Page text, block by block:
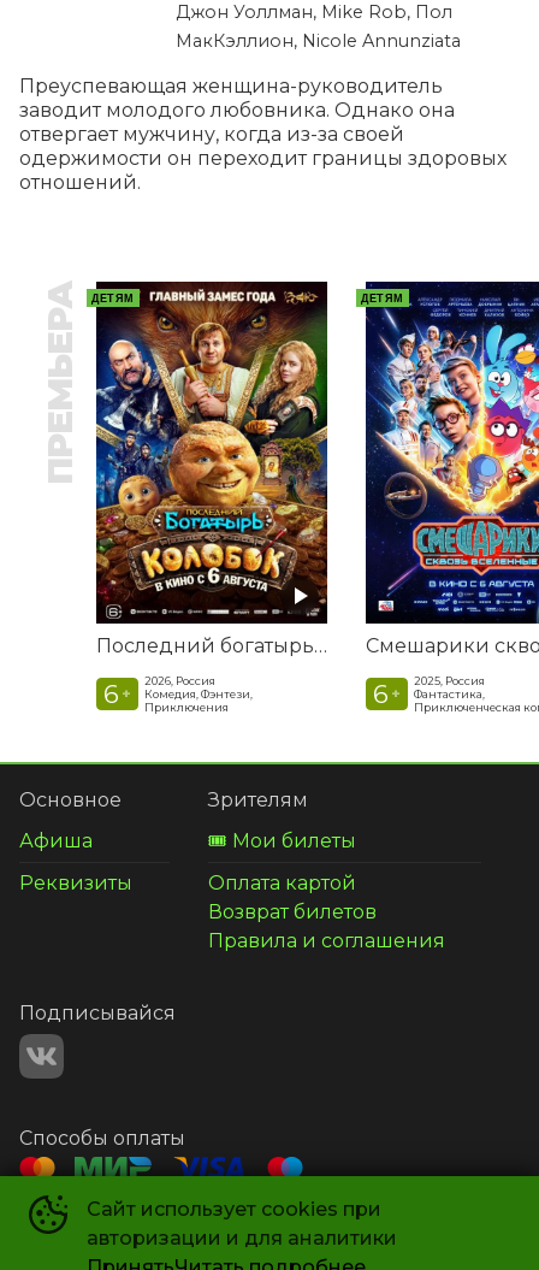
Джон Уоллман, Mike Rob, Пол
МакКэллион, Nicole Annunziata
Преуспевающая женщина-руководитель
заводит молодого любовника. Однако она
отвергает мужчину, когда из-за своей
одержимости он переходит границы здоровых
отношений.
ПРЕМЬЕРА ДЕТЯМ
Последний богатырь. Колобок
6 +
2026, Россия
Комедия, Фэнтези,
Приключения
ДЕТЯМ
6 +
2025, Россия
Фантастика,
Приключенческая
Сайт использует cookies при
авторизации и для аналитики
Основное
Афиша
Реквизиты
Зрителям
🎟️ Мои билеты
Оплата картой
Возврат билетов
Правила и соглашения
Подписывайся
Способы оплаты
Контакты
+7 987 581-14-21